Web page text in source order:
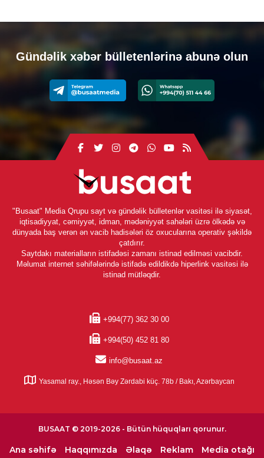
Gündəlik xəbər bülletenlərinə abunə olun
"Busaat" Media Qrupu sayt və gündəlik bülletenlər vasitəsi ilə siyasət,
iqtisadiyyat, cəmiyyət, idman, mədəniyyət sahələri üzrə ölkədə və
dünyada baş verən ən vacib hadisələri öz oxucularına operativ şəkildə
çatdırır.
Saytdakı materialların istifadəsi zamanı istinad edilməsi vacibdir.
Məlumat internet səhifələrində istifadə edildikdə hiperlink vasitəsi ilə
istinad mütləqdir.
+994(77) 362 30 00
+994(50) 452 81 80
info@busaat.az
Yasamal ray., Həsən Bəy Zərdabi küç. 78b / Bakı, Azərbaycan
BUSAAT © 2019-2026 - Bütün hüquqları qorunur.
Ana səhifə Haqqımızda Əlaqə Reklam Media otağı